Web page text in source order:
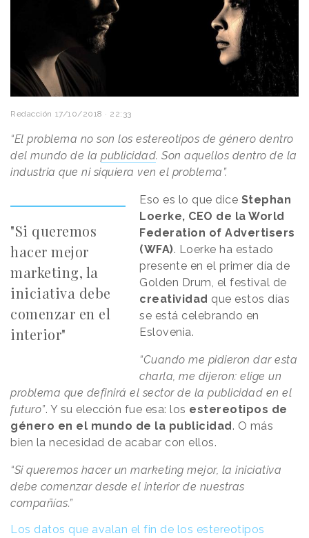
Redacción 17/10/2018 · 22:33
“El problema no son los estereotipos de género dentro
del mundo de la publicidad. Son aquellos dentro de la
industria que ni siquiera ven el problema”.
"Si queremos
hacer mejor
marketing, la
iniciativa debe
comenzar en el
interior"
Eso es lo que dice Stephan
Loerke, CEO de la World
Federation of Advertisers
(WFA). Loerke ha estado
presente en el primer día de
Golden Drum, el festival de
creatividad que estos días
se está celebrando en
Eslovenia.
“Cuando me pidieron dar esta
charla, me dijeron: elige un
problema que definirá el sector de la publicidad en el
futuro”. Y su elección fue esa: los estereotipos de
género en el mundo de la publicidad . O más
bien la necesidad de acabar con ellos.
“Si queremos hacer un marketing mejor, la iniciativa
debe comenzar desde el interior de nuestras
compañías.”
Los datos que avalan el fin de los estereotipos